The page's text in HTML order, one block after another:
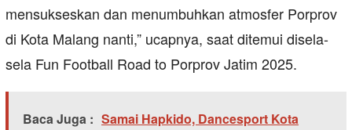
mensukseskan dan menumbuhkan atmosfer Porprov
di Kota Malang nanti,” ucapnya, saat ditemui disela-
sela Fun Football Road to Porprov Jatim 2025.
Baca Juga : Samai Hapkido, Dancesport Kota